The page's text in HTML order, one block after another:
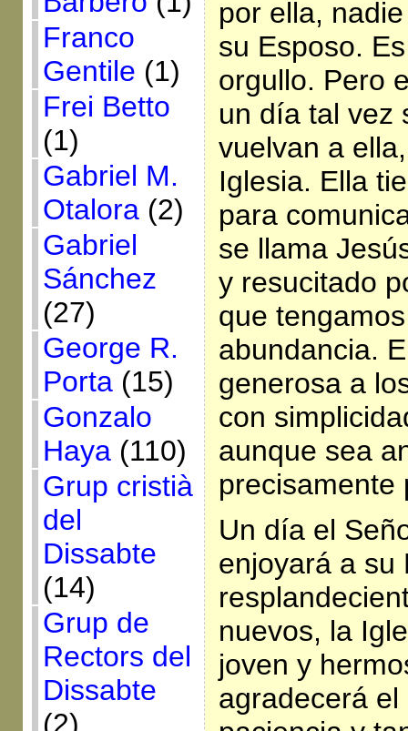
Franco
Gentile (1)
Frei Betto
(1)
Gabriel M.
Otalora(2)
Gabriel
Sánchez
(27)
George R.
Porta(15)
Gonzalo
Haya(110)
Grup cristià
del
Dissabte
(14)
Grup de
Rectors del
Dissabte
(2)
por ella,
su Esposo.
orgullo. Pero
un día tal vez
vuelvan a
Iglesia. Ella
para
se llama
y resucitado
que
abundancia.
generosa a
con
aunque sea
precisamente
Un día el
enjoyará a su
nuevos, la
joven y
agradecerá